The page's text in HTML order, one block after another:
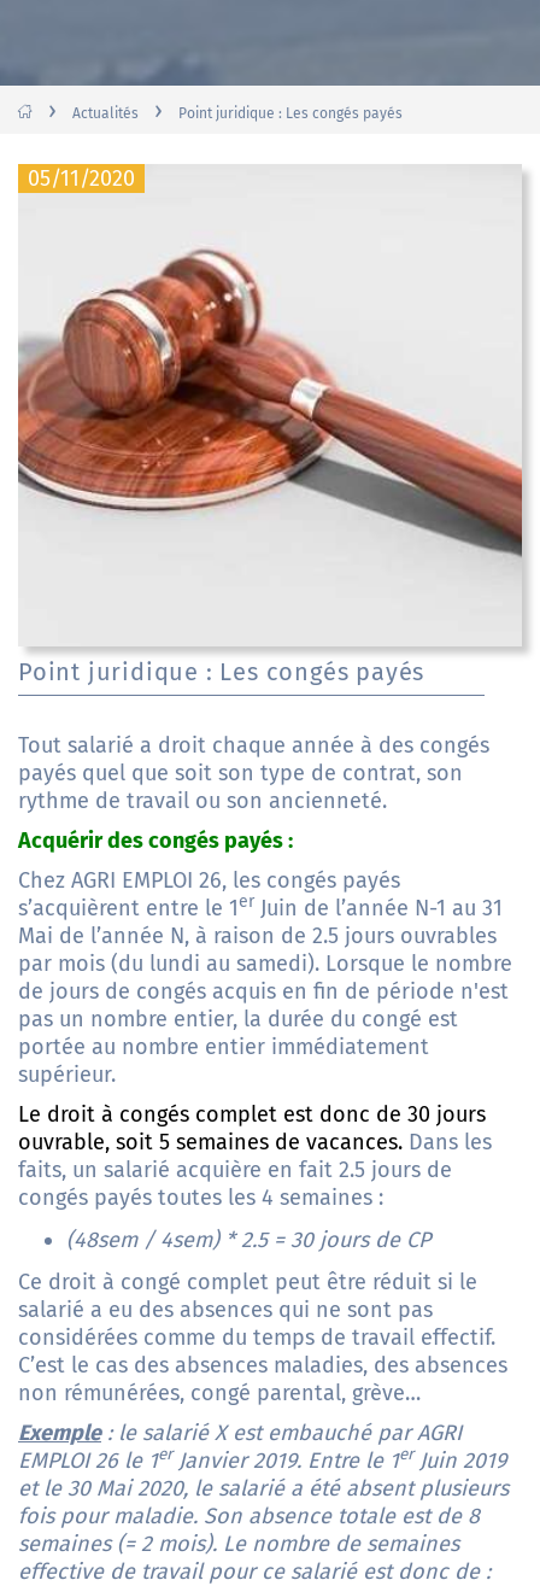
› Actualités › Point juridique : Les congés payés
05/11/2020
Point juridique : Les congés payés
Tout salarié a droit chaque année à des congés
payés quel que soit son type de contrat, son
rythme de travail ou son ancienneté.
Acquérir des congés payés :
Chez AGRI EMPLOI 26, les congés payés
s’acquièrent entre le 1er Juin de l’année N-1 au 31
Mai de l’année N, à raison de 2.5 jours ouvrables
par mois (du lundi au samedi). Lorsque le nombre
de jours de congés acquis en fin de période n'est
pas un nombre entier, la durée du congé est
portée au nombre entier immédiatement
supérieur.
Le droit à congés complet est donc de 30 jours
ouvrable, soit 5 semaines de vacances. Dans les
faits, un salarié acquière en fait 2.5 jours de
congés payés toutes les 4 semaines :
(48sem / 4sem) * 2.5 = 30 jours de CP
Ce droit à congé complet peut être réduit si le
salarié a eu des absences qui ne sont pas
considérées comme du temps de travail effectif.
C’est le cas des absences maladies, des absences
non rémunérées, congé parental, grève…
Exemple: le salarié X est embauché par AGRI
EMPLOI 26 le 1erJanvier 2019. Entre le 1erJuin 2019
et le 30 Mai 2020, le salarié a été absent plusieurs
fois pour maladie. Son absence totale est de 8
semaines (= 2 mois). Le nombre de semaines
effective de travail pour ce salarié est donc de :